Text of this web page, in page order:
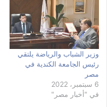
وزير الشباب والرياضة يلتقي
رئيس الجامعة الكندية في
مصر
6 سبتمبر، 2022
في "أخبار مصر"